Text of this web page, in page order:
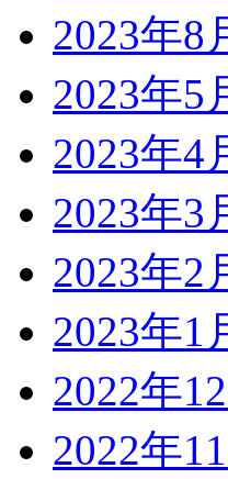
2023年8
2023年5
2023年4
2023年3
2023年2
2023年1
2022年
2022年